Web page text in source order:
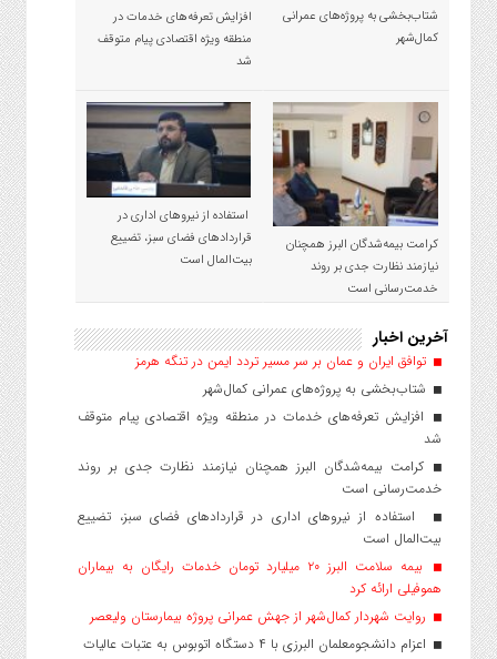
شتاب‌بخشی به پروژه‌های عمرانی
کمال‌شهر
افزایش تعرفه‌های خدمات در
منطقه ویژه اقتصادی پیام متوقف
شد
کرامت بیمه‌شدگان البرز همچنان
نیازمند نظارت جدی بر روند
خدمت‌رسانی است
استفاده از نیروهای اداری در
قراردادهای فضای سبز، تضییع
بیت‌المال است
آخرین اخبار
توافق ایران و عمان بر سر مسیر تردد ایمن در تنگه هرمز
شتاب‌بخشی به پروژه‌های عمرانی کمال‌شهر
افزایش تعرفه‌های خدمات در منطقه ویژه اقتصادی پیام متوقف
شد
کرامت بیمه‌شدگان البرز همچنان نیازمند نظارت جدی بر روند
خدمت‌رسانی است
استفاده از نیروهای اداری در قراردادهای فضای سبز، تضییع
بیت‌المال است
بیمه سلامت البرز ۲۰ میلیارد تومان خدمات رایگان به بیماران
هموفیلی ارائه کرد
روایت شهردار کمال‌شهر از جهش عمرانی پروژه بیمارستان ولیعصر
اعزام دانشجو‌معلمان البرزی با ۴ دستگاه اتوبوس به عتبات عالیات